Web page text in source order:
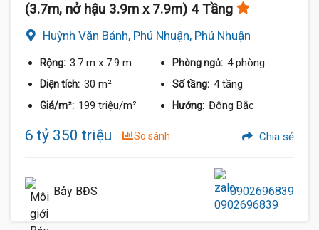
(3.7m, nở hậu 3.9m x 7.9m) 4 Tầng
Huỳnh Văn Bánh, Phú Nhuận, Phú Nhuận
Rộng: 3.7 m x 7.9 m Phòng ngủ: 4 phòng
Diện tích: 30 m² Số tầng: 4 tầng
Giá/m²: 199 triệu/m² Hướng: Đông Bắc
6 tỷ 350 triệu So sánh Chia sẻ
Bảy BĐS 0902696839